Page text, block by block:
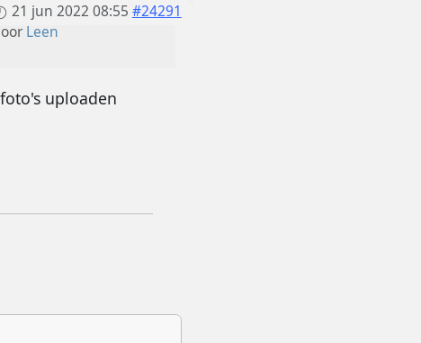
21 jun 2022 08:55 #24291
Leen
uploaden